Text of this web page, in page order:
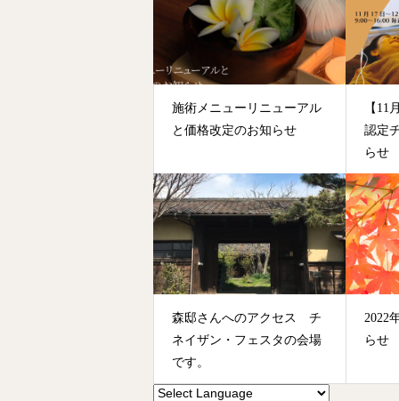
施術メニューリニューアル
と価格改定のお知らせ
【11
認定
らせ
森邸さんへのアクセス チ
ネイザン・フェスタの会場
です。
2022
らせ